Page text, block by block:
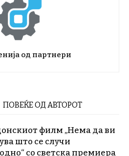
од партнери
ПОВЕЌЕ ОД АВТОРОТ
филм „Нема да ви
што се случи
со светска премиера